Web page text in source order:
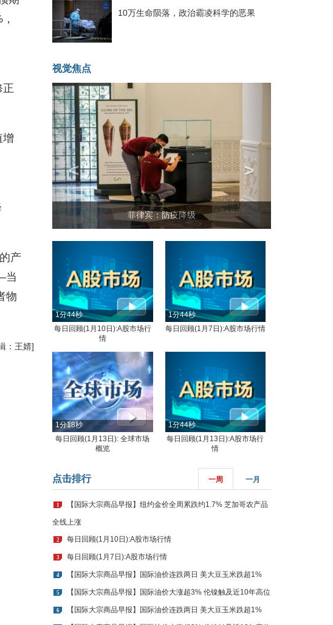
正
增
产
当
物
：王婧]
10万生命陨落，政治霸凌科学的恶果
视觉焦点
菲律宾：防疫降级
< >
1分44秒
每日回顾(1月10日):A股市场行
情
1分44秒
每日回顾(1月7日):A股市场行情
1分18秒
每日回顾(1月13日): 全球市场
概览
1分44秒
每日回顾(1月13日):A股市场行
情
点击排行 一周 一月
1 【国际大宗商品早报】纽约金价全周累跌约1.7% 芝加哥农产品
全线上涨
2 每日回顾(1月10日):A股市场行情
3 每日回顾(1月7日):A股市场行情
4 【国际大宗商品早报】国际油价连跌两日 美大豆玉米跌超1%
5 【国际大宗商品早报】国际油价大涨超3% 伦镍触及近10年高位
6 【国际大宗商品早报】国际油价连跌两日 美大豆玉米跌超1%